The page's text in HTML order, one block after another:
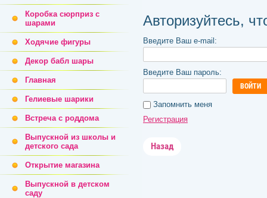
Коробка сюрприз с
шарами
Ходячие фигуры
Декор бабл шары
Главная
Гелиевые шарики
Встреча с роддома
Выпускной из школы и
детского сада
Открытие магазина
Выпускной в детском
саду
Авторизуйтесь,
Введите Ваш e-mail:
Введите Ваш пароль:
ВОЙТИ
Запомнить меня
Регистрация
Назад